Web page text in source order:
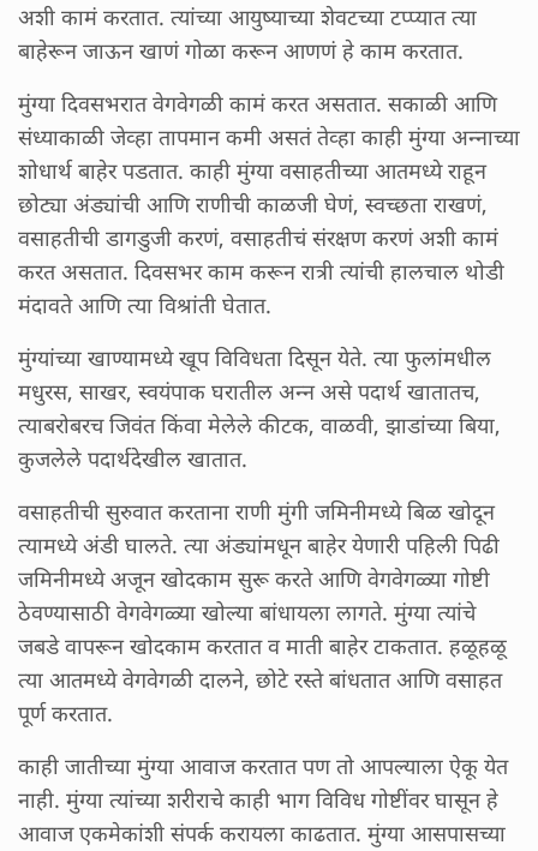
अशी कामं करतात. त्यांच्या आयुष्याच्या शेवटच्या टप्प्यात त्या
बाहेरून जाऊन खाणं गोळा करून आणणं हे काम करतात.
मुंग्या दिवसभरात वेगवेगळी कामं करत असतात. सकाळी आणि
संध्याकाळी जेव्हा तापमान कमी असतं तेव्हा काही मुंग्या अन्नाच्या
शोधार्थ बाहेर पडतात. काही मुंग्या वसाहतीच्या आतमध्ये राहून
छोट्या अंड्यांची आणि राणीची काळजी घेणं, स्वच्छता राखणं,
वसाहतीची डागडुजी करणं, वसाहतीचं संरक्षण करणं अशी कामं
करत असतात. दिवसभर काम करून रात्री त्यांची हालचाल थोडी
मंदावते आणि त्या विश्रांती घेतात.
मुंग्यांच्या खाण्यामध्ये खूप विविधता दिसून येते. त्या फुलांमधील
मधुरस, साखर, स्वयंपाक घरातील अन्न असे पदार्थ खातातच,
त्याबरोबरच जिवंत किंवा मेलेले कीटक, वाळवी, झाडांच्या बिया,
कुजलेले पदार्थदेखील खातात.
वसाहतीची सुरुवात करताना राणी मुंगी जमिनीमध्ये बिळ खोदून
त्यामध्ये अंडी घालते. त्या अंड्यांमधून बाहेर येणारी पहिली पिढी
जमिनीमध्ये अजून खोदकाम सुरू करते आणि वेगवेगळ्या गोष्टी
ठेवण्यासाठी वेगवेगळ्या खोल्या बांधायला लागते. मुंग्या त्यांचे
जबडे वापरून खोदकाम करतात व माती बाहेर टाकतात. हळूहळू
त्या आतमध्ये वेगवेगळी दालने, छोटे रस्ते बांधतात आणि वसाहत
पूर्ण करतात.
काही जातीच्या मुंग्या आवाज करतात पण तो आपल्याला ऐकू येत
नाही. मुंग्या त्यांच्या शरीराचे काही भाग विविध गोष्टींवर घासून हे
आवाज एकमेकांशी संपर्क करायला काढतात. मुंग्या आसपासच्या